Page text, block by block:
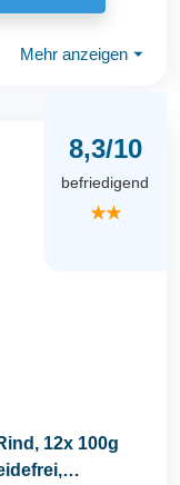
Mehr anzeigen ⏷
8,3/10
befriedigend
★★
12x 100g